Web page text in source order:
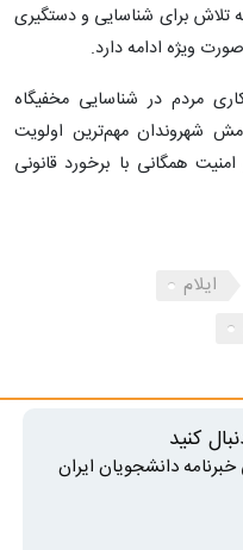
تلاش برای شناسایی و دستگیری
ویژه ادامه دارد.
مردم در شناسایی مخفیگاه
شهروندان مهم‌ترین اولویت
همگانی با برخورد قانونی
ایلام
کنید
دانشجویان ایران